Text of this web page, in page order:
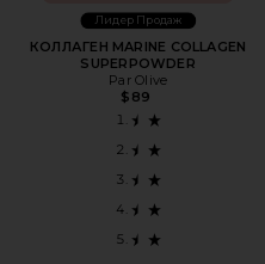
Лидер Продаж
КОЛЛАГЕН MARINE COLLAGEN
SUPERPOWDER
Par Olive
$89